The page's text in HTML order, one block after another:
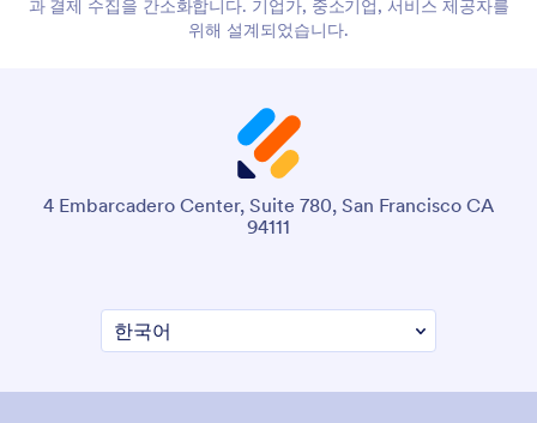
과 결제 수집을 간소화합니다. 기업가, 중소기업, 서비스 제공자를
위해 설계되었습니다.
4 Embarcadero Center, Suite 780, San Francisco CA
94111